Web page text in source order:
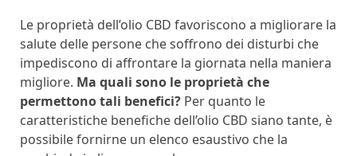
Le proprietà dell’olio CBD favoriscono a migliorare la
salute delle persone che soffrono dei disturbi che
impediscono di affrontare la giornata nella maniera
migliore. Ma quali sono le proprietà che
permettono tali benefici? Per quanto le
caratteristiche benefiche dell’olio CBD siano tante, è
possibile fornirne un elenco esaustivo che la